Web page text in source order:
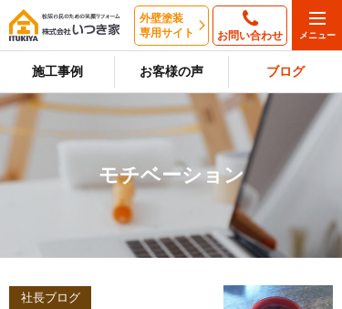
外壁塗装
専用サイト
お問い合わせ
施工事例 お客様の声 ブログ
モチベーション
社長ブログ